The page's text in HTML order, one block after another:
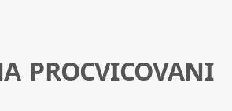
PROCVICOVANI